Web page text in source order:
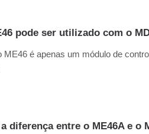
pode ser utilizado com o
ME46 é apenas um módulo de
diferença entre o ME46A e o